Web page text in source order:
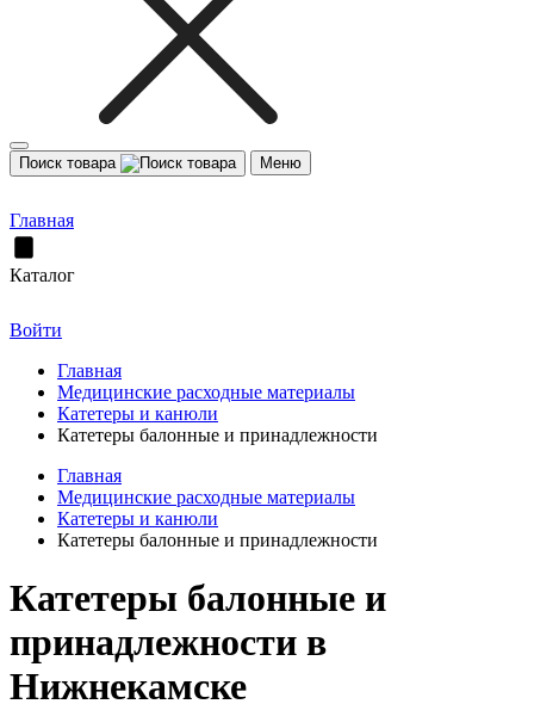
Поиск товара Меню
Главная
Каталог
Войти
Главная
Медицинские расходные материалы
Катетеры и канюли
Катетеры балонные и принадлежности
Главная
Медицинские расходные материалы
Катетеры и канюли
Катетеры балонные и принадлежности
Катетеры балонные и
принадлежности в
Нижнекамске